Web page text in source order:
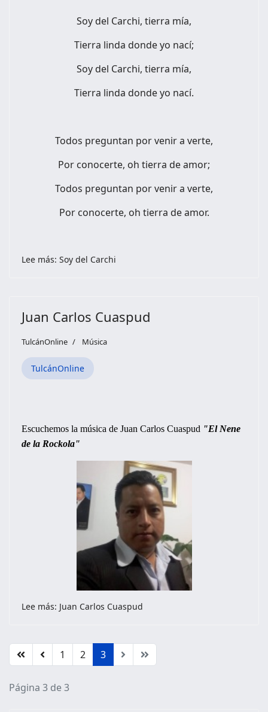
Soy del Carchi, tierra mía,
Tierra linda donde yo nací;
Soy del Carchi, tierra mía,
Tierra linda donde yo nací.
Todos preguntan por venir a verte,
Por conocerte, oh tierra de amor;
Todos preguntan por venir a verte,
Por conocerte, oh tierra de amor.
Lee más: Soy del Carchi
Juan Carlos Cuaspud
TulcánOnline Música
TulcánOnline
Escuchemos la música de Juan Carlos Cuaspud "El Nene
de la Rockola"
Lee más: Juan Carlos Cuaspud
1 2 3
Página 3 de 3